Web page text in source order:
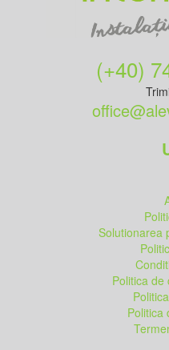
(+40)
Solutionarea
Politica de
Politica